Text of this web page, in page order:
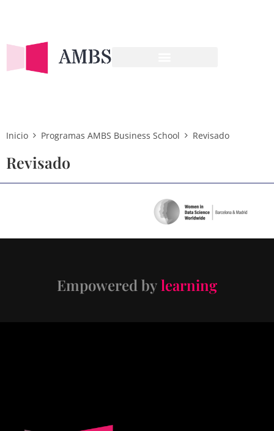
Inicio Programas AMBS Business School Revisado
Revisado
Empowered bylearning